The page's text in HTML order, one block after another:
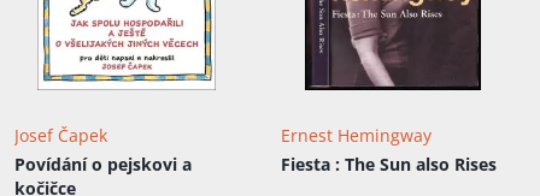
Josef Čapek
Povídání o pejskovi a
kočičce
Ernest Hemingway
Fiesta : The Sun also Rises